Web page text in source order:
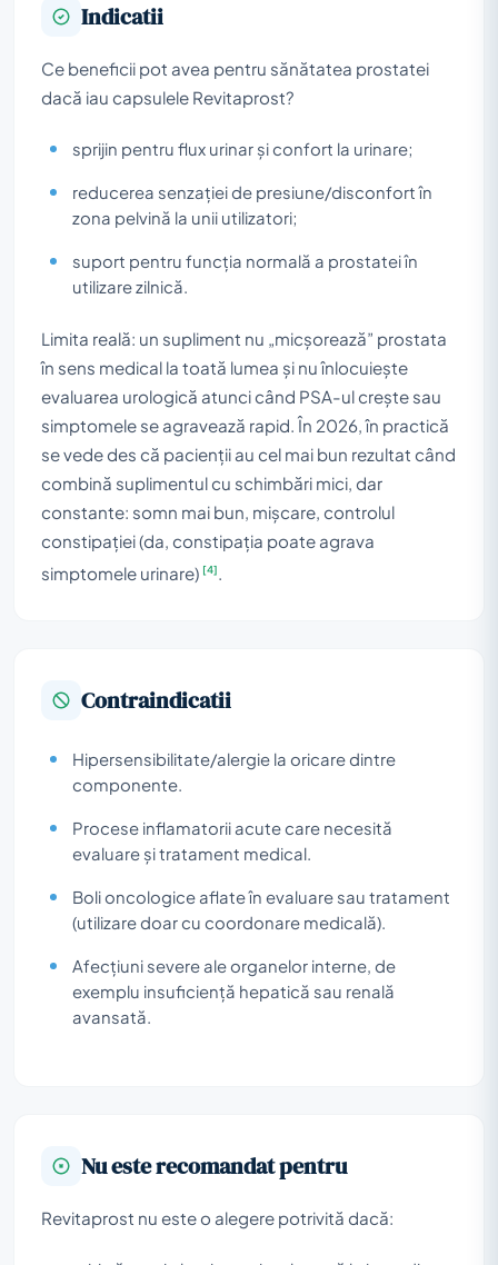
Indicatii
Ce beneficii pot avea pentru sănătatea prostatei
dacă iau capsulele Revitaprost?
sprijin pentru flux urinar și confort la urinare;
reducerea senzației de presiune/disconfort în
zona pelvină la unii utilizatori;
suport pentru funcția normală a prostatei în
utilizare zilnică.
Limita reală: un supliment nu „micșorează” prostata
în sens medical la toată lumea și nu înlocuiește
evaluarea urologică atunci când PSA-ul crește sau
simptomele se agravează rapid. În 2026, în practică
se vede des că pacienții au cel mai bun rezultat când
combină suplimentul cu schimbări mici, dar
constante: somn mai bun, mișcare, controlul
constipației (da, constipația poate agrava
simptomele urinare) [4].
Contraindicatii
Hipersensibilitate/alergie la oricare dintre
componente.
Procese inflamatorii acute care necesită
evaluare și tratament medical.
Boli oncologice aflate în evaluare sau tratament
(utilizare doar cu coordonare medicală).
Afecțiuni severe ale organelor interne, de
exemplu insuficiență hepatică sau renală
avansată.
Nu este recomandat pentru
Revitaprost nu este o alegere potrivită dacă: